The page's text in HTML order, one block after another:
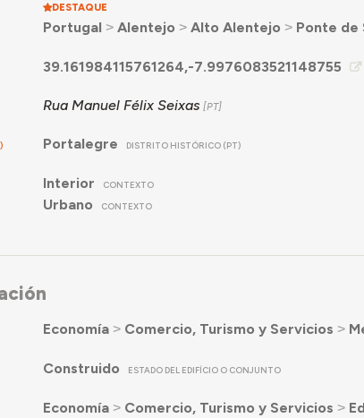
DESTAQUE
Portugal ˃ Alentejo ˃ Alto Alentejo ˃ Ponte de
39.161984115761264,-7.9976083521148755
Rua Manuel Félix Seixas
Portalegre DISTRITO HISTÓRICO (PT)
Interior CONTEXTO
Urbano CONTEXTO
Economía˃ Comercio, Turismo y Servicios ˃
Construido ESTADO DEL EDIFÍCIO O CONJUNTO
Economía˃ Comercio, Turismo y Servicios ˃